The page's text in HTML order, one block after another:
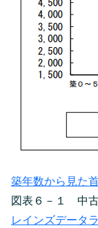
築年数から見た
図表６－１ 中
レインズデータ